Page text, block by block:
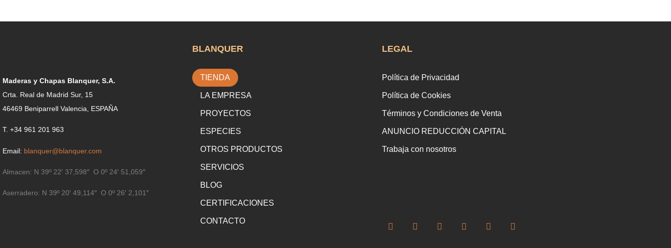
Maderas y Chapas Blanquer, S.A.
Crta. Real de Madrid Sur, 15
46469 Beniparrell Valencia, ESPAÑA
T. +34 961 201 963
Email: blanquer@blanquer.com
Almacen: N 39º 22′ 37,598″ O 0º 24′ 51,059″
Aserradero: N 39º 20′ 49,114″ O 0º 26′ 2,101″
BLANQUER
TIENDA
LA EMPRESA
PROYECTOS
ESPECIES
OTROS PRODUCTOS
SERVICIOS
BLOG
CERTIFICACIONES
CONTACTO
LEGAL
Política de Privacidad
Política de Cookies
Términos y Condiciones de Venta
ANUNCIO REDUCCIÓN CAPITAL
Trabaja con nosotros